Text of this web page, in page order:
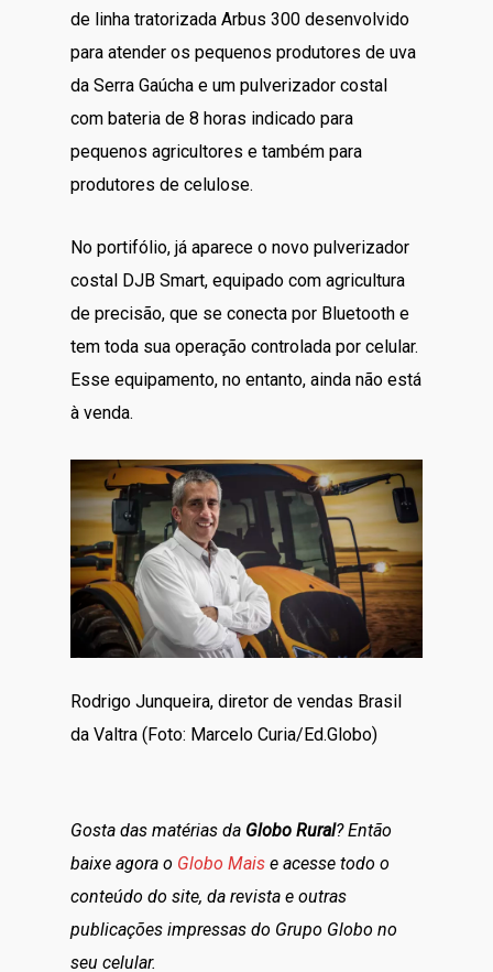
de linha tratorizada Arbus 300 desenvolvido
para atender os pequenos produtores de uva
da Serra Gaúcha e um pulverizador costal
com bateria de 8 horas indicado para
pequenos agricultores e também para
produtores de celulose.
No portifólio, já aparece o novo pulverizador
costal DJB Smart, equipado com agricultura
de precisão, que se conecta por Bluetooth e
tem toda sua operação controlada por celular.
Esse equipamento, no entanto, ainda não está
à venda.
Rodrigo Junqueira, diretor de vendas Brasil
da Valtra (Foto: Marcelo Curia/Ed.Globo)
Gosta das matérias da Globo Rural? Então
baixe agora o Globo Mais e acesse todo o
conteúdo do site, da revista e outras
publicações impressas do Grupo Globo no
seu celular.